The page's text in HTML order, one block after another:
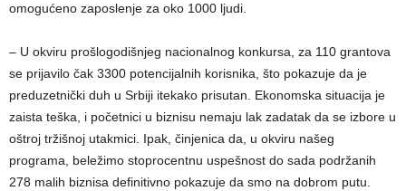
omogućeno zaposlenje za oko 1000 ljudi.
– U okviru prošlogodišnjeg nacionalnog konkursa, za 110 grantova
se prijavilo čak 3300 potencijalnih korisnika, što pokazuje da je
preduzetnički duh u Srbiji itekako prisutan. Ekonomska situacija je
zaista teška, i početnici u biznisu nemaju lak zadatak da se izbore u
oštroj tržišnoj utakmici. Ipak, činjenica da, u okviru našeg
programa, beležimo stoprocentnu uspešnost do sada podržanih
278 malih biznisa definitivno pokazuje da smo na dobrom putu.